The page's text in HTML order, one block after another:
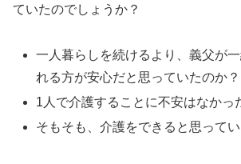
ていたのでしょうか？
一人暮らしを続けるより、義父が
れる方が安心だと思っていたのか？
1人で介護することに不安はなかっ
そもそも、介護をできると思ってい